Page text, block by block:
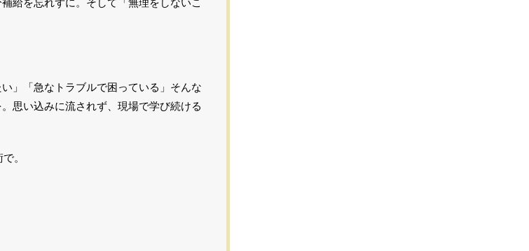
」「急なトラブルで困っている」そんな
思い込みに流されず、現場で学び続ける
。